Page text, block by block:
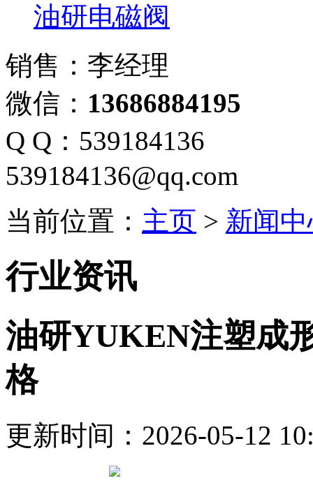
油研电磁阀
销售：李经理
微信： 13686884195
Q Q：539184136
539184136@qq.com
当前位置： 主页 > 新闻
行业资讯
油研YUKEN注塑成
格
更新时间：2026-05-12